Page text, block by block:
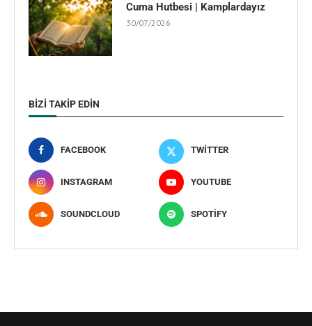
Cuma Hutbesi | Kamplardayız
30/07/2026
BIZI TAKIP EDIN
FACEBOOK TWITTER
INSTAGRAM YOUTUBE
SOUNDCLOUD SPOTIFY